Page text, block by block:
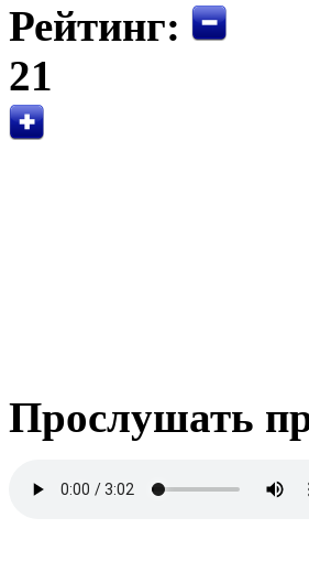
Рейтинг:
21
Прослушать